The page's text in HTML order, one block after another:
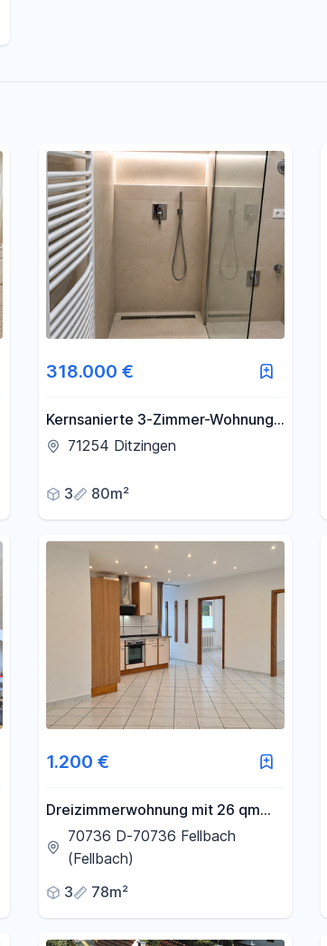
318.000 €
Kernsanierte 3-Zimmer-Wohnung
mit Balkon in Ditzingen
71254 Ditzingen
3 80m²
1.200 €
Dreizimmerwohnung mit 26 qm
gro0en Terrasse, sehr zentral
70736 D-70736 Fellbach
(Fellbach)
3
78m²